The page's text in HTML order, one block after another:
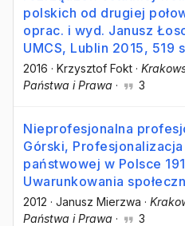
polskich od drugiej
oprac. i wyd. Janusz
UMCS, Lublin 2015, 519
2016 · Krzysztof Fokt ·
Państwa i Prawa · 3
Nieprofesjonalna
Górski,
państwowej w Polsce
Uwarunkowania
2012 · Janusz Mierzwa ·
Państwa i Prawa · 3